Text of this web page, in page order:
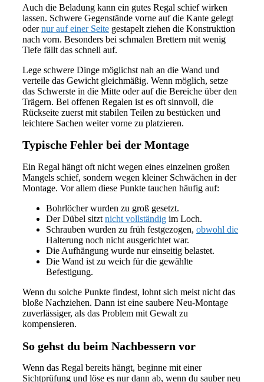
Auch die Beladung kann ein gutes Regal schief wirken
lassen. Schwere Gegenstände vorne auf die Kante gelegt
odernur auf einer Seite gestapelt ziehen die Konstruktion
nach vorn. Besonders bei schmalen Brettern mit wenig
Tiefe fällt das schnell auf.
Lege schwere Dinge möglichst nah an die Wand und
verteile das Gewicht gleichmäßig. Wenn möglich, setze
das Schwerste in die Mitte oder auf die Bereiche über den
Trägern. Bei offenen Regalen ist es oft sinnvoll, die
Rückseite zuerst mit stabilen Teilen zu bestücken und
leichtere Sachen weiter vorne zu platzieren.
Typische Fehler bei der Montage
Ein Regal hängt oft nicht wegen eines einzelnen großen
Mangels schief, sondern wegen kleiner Schwächen in der
Montage. Vor allem diese Punkte tauchen häufig auf:
Bohrlöcher wurden zu groß gesetzt.
Der Dübel sitzt nicht vollständig im Loch.
Schrauben wurden zu früh festgezogen, obwohl die
Halterung noch nicht ausgerichtet war.
Die Aufhängung wurde nur einseitig belastet.
Die Wand ist zu weich für die gewählte
Befestigung.
Wenn du solche Punkte findest, lohnt sich meist nicht das
bloße Nachziehen. Dann ist eine saubere Neu-Montage
zuverlässiger, als das Problem mit Gewalt zu
kompensieren.
So gehst du beim Nachbessern vor
Wenn das Regal bereits hängt, beginne mit einer
Sichtprüfung und löse es nur dann ab, wenn du sauber neu